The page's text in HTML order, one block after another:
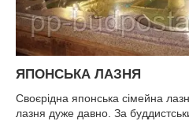
ЯПОНСЬКА ЛАЗНЯ
Своєрідна японська сімейна
лазня дуже давно. За